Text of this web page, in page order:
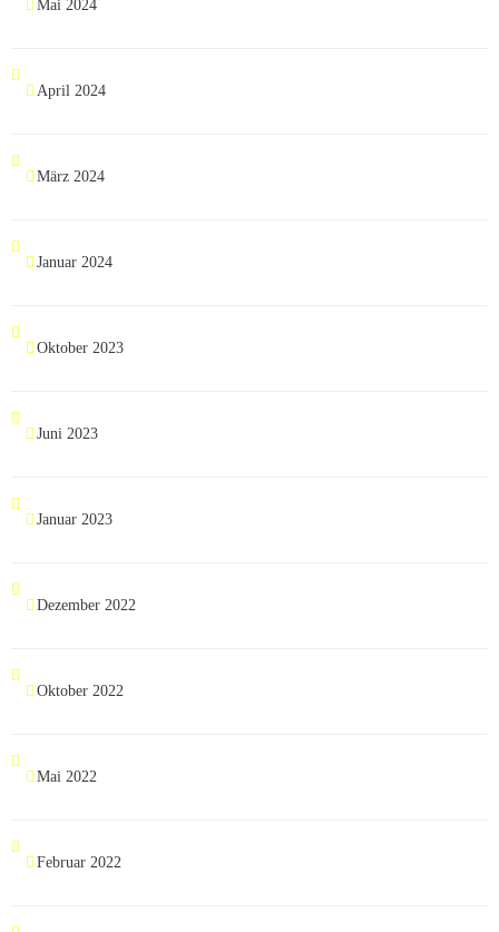
Mai 2024
April 2024
März 2024
Januar 2024
Oktober 2023
Juni 2023
Januar 2023
Dezember 2022
Oktober 2022
Mai 2022
Februar 2022